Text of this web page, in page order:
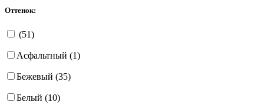
Оттенок:
(51)
Асфальтный (1)
Бежевый (35)
Белый (10)